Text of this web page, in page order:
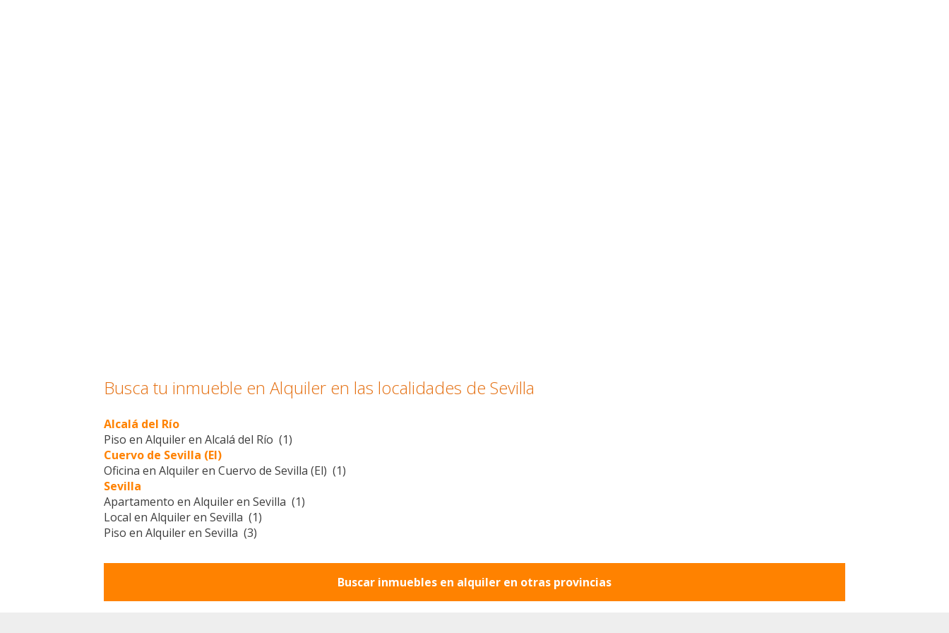
Busca tu inmueble en Alquiler en las localidades de Sevilla
Alcalá del Río
Piso en Alquiler en Alcalá del Río (1)
Cuervo de Sevilla (El)
Oficina en Alquiler en Cuervo de Sevilla (El) (1)
Sevilla
Apartamento en Alquiler en Sevilla (1)
Local en Alquiler en Sevilla (1)
Piso en Alquiler en Sevilla (3)
Buscar inmuebles en alquiler en otras provincias